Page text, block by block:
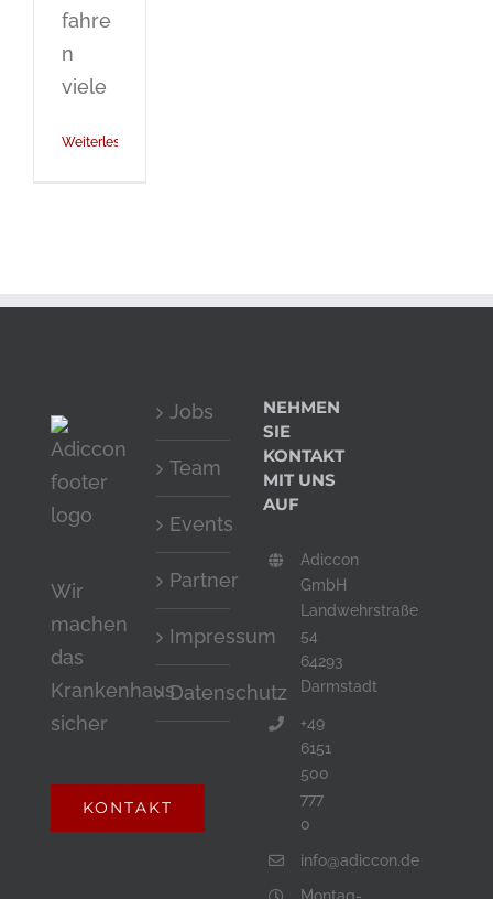
fahre
n
viele
Weiterlesen
Wir
machen
das
Krankenhaus
sicher
KONTAKT
Jobs
Team
Events
Partner
Impressum
Datenschutz
NEHMEN
SIE
KONTAKT
MIT UNS
AUF
Adiccon
GmbH
Landwehrstraße
54
64293
Darmstadt
+49
6151
500
777
0
info@adiccon.de